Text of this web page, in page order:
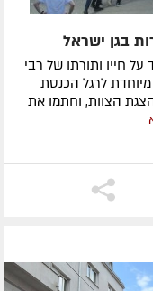
בגן ישראל
חייו ותורתו של רבי
לרגל הכנסת
הצוות, וחתמו את